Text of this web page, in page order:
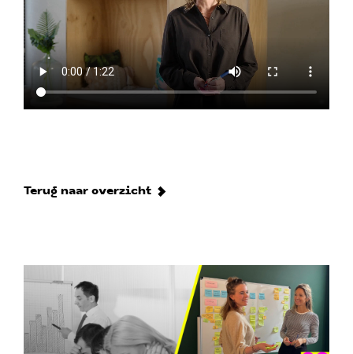
Terug naar overzicht